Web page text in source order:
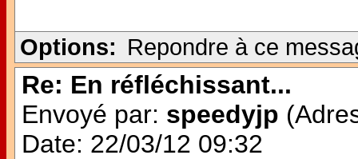
Options: Repondre à ce
Re: En réfléchissant...
Envoyé par: speedyjp
Date: 22/03/12 09:32